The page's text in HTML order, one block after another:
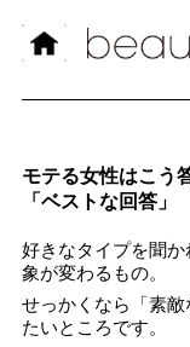
モテる女性はこう
「ベストな回答」
好きなタイプを聞
象が変わるもの。
せっかくなら「素
たいところです。